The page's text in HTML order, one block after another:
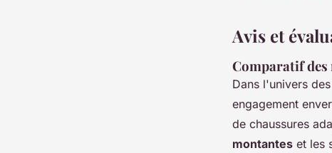
Avis et
Comparatif des
Dans l'univers des
engagement
de chaussures
montantes et les